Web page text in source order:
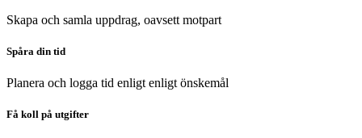
Skapa och samla uppdrag, oavsett motpart
Spåra din tid
Planera och logga tid enligt enligt önskemål
Få koll på utgifter